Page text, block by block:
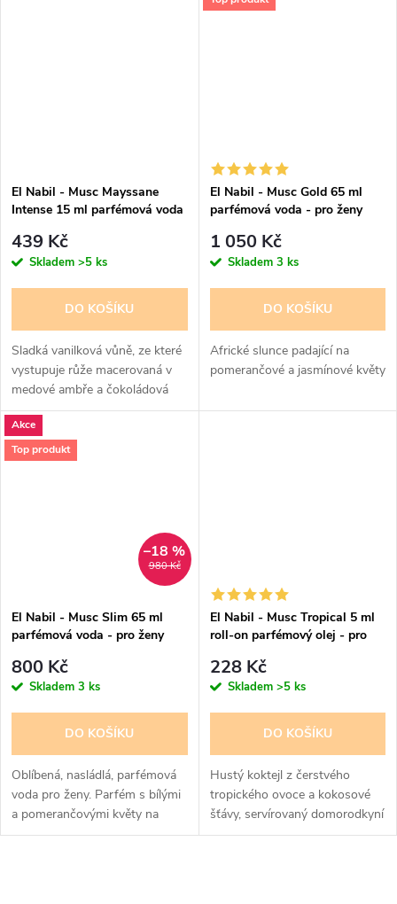
El Nabil - Musc Mayssane
Intense 15 ml parfémová voda
439 Kč
Skladem >5 ks
DO KOŠÍKU
Sladká vanilková vůně, ze které
vystupuje růže macerovaná v
medové ambře a čokoládová
pralinka plněná jemným
karamelem. Arabská cukrárna s
kyticí rudých růží pro ženy s...
El Nabil - Musc Gold 65 ml
parfémová voda - pro ženy
1 050 Kč
Skladem 3 ks
DO KOŠÍKU
Africké slunce padající na
pomerančové a jasmínové květy
Akce
Top produkt
980 Kč
–18 %
El Nabil - Musc Slim 65 ml
parfémová voda - pro ženy
800 Kč
Skladem 3 ks
DO KOŠÍKU
Oblíbená, nasládlá, parfémová
voda pro ženy. Parfém s bílými
a pomerančovými květy na
pižmovém základě, krásná
El Nabil - Musc Tropical 5 ml
roll-on parfémový olej - pro
228 Kč
Skladem >5 ks
DO KOŠÍKU
Hustý koktejl z čerstvého
tropického ovoce a kokosové
šťávy, servírovaný domorodkyní
s velkou květinou ve vlasech.